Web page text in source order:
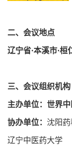
二、会议地点
辽宁省·本溪市·桓
三、会议组织机构
主办单位：世界
协办单位： 沈阳
辽宁中医药大学